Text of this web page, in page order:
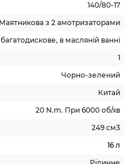
140/80-17
Маятникова з 2 амотризаторами
в масляній ванні
1
Чорно-зелений
Китай
20 N.m. При 6000 об/хв
249 см3
16 л